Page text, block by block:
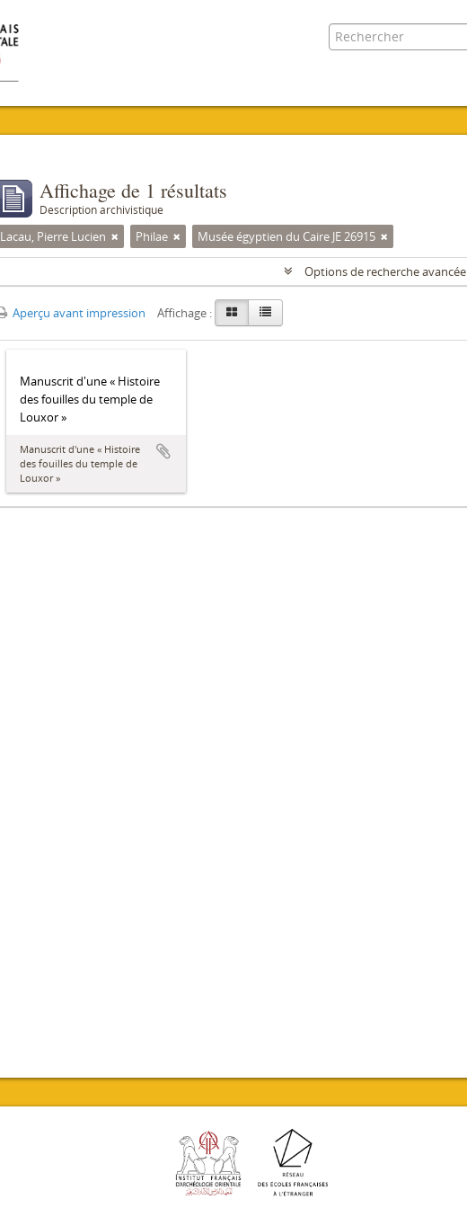
Affichage de 1 résultats
Description archivistique
Lacau, Pierre Lucien Philae Musée égyptien du Caire JE 26915
Options de recherche avancée
Aperçu avant impression Affichage :
Manuscrit d'une « Histoire
des fouilles du temple de
Louxor »
Manuscrit d'une « Histoire
des fouilles du temple de
Louxor »